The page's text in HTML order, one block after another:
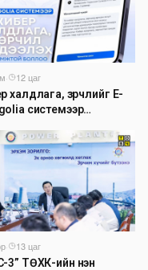
·
12 цаг
халдлага, зөрчлийг E-
системээр
боллоо
·
13 цаг
3” ТӨХК-ийн нэн